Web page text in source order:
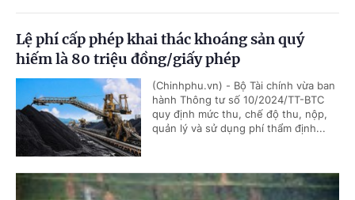
Lệ phí cấp phép khai thác khoáng sản quý
hiếm là 80 triệu đồng/giấy phép
(Chinhphu.vn) - Bộ Tài chính vừa ban
hành Thông tư số 10/2024/TT-BTC
quy định mức thu, chế độ thu, nộp,
quản lý và sử dụng phí thẩm định...